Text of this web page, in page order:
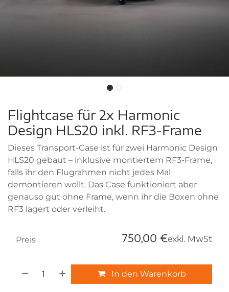
Flightcase für 2x Harmonic
Design HLS20 inkl. RF3-Frame
Dieses Transport-Case ist für zwei Harmonic Design
HLS20 gebaut – inklusive montiertem RF3-Frame,
falls ihr den Flugrahmen nicht jedes Mal
demontieren wollt. Das Case funktioniert aber
genauso gut ohne Frame, wenn ihr die Boxen ohne
RF3 lagert oder verleiht.
In den Warenkorb
Preis 750,00 €exkl. MwSt